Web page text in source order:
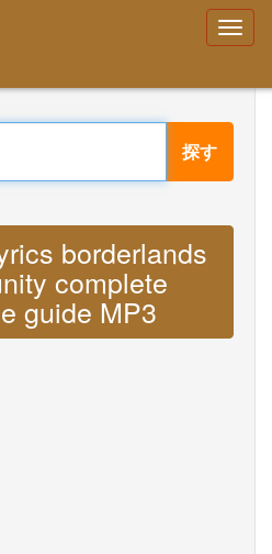
探す
borderlands
complete
guide MP3